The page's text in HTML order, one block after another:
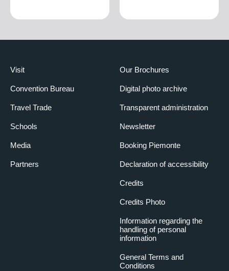
Visit
Convention Bureau
Travel Trade
Schools
Media
Partners
Our Brochures
Digital photo archive
Transparent administration
Newsletter
Booking Piemonte
Declaration of accessibility
Credits
Credits Photo
Information regarding the
handling of personal
information
General Terms and
Conditions